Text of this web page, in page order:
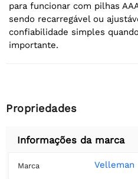
para funcionar com pilhas
sendo recarregável ou
confiabilidade simples
importante.
Propriedades
Informações da marca
Marca Velleman